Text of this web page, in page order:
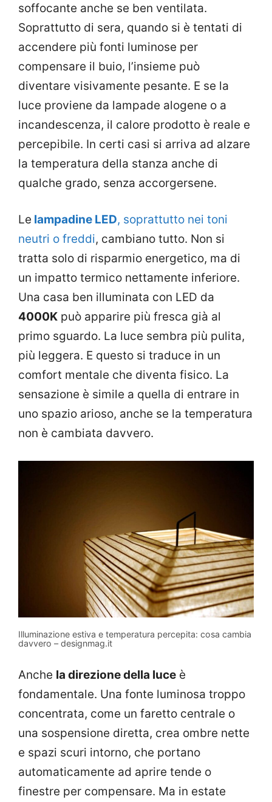
soffocante anche se ben ventilata.
Soprattutto di sera, quando si è tentati di
accendere più fonti luminose per
compensare il buio, l’insieme può
diventare visivamente pesante. E se la
luce proviene da lampade alogene o a
incandescenza, il calore prodotto è reale e
percepibile. In certi casi si arriva ad alzare
la temperatura della stanza anche di
qualche grado, senza accorgersene.
Le lampadine LED, soprattutto nei toni
neutri o freddi, cambiano tutto. Non si
tratta solo di risparmio energetico, ma di
un impatto termico nettamente inferiore.
Una casa ben illuminata con LED da
4000K può apparire più fresca già al
primo sguardo. La luce sembra più pulita,
più leggera. E questo si traduce in un
comfort mentale che diventa fisico. La
sensazione è simile a quella di entrare in
uno spazio arioso, anche se la temperatura
non è cambiata davvero.
Illuminazione estiva e temperatura percepita: cosa cambia
davvero – designmag.it
Anche la direzione della luce è
fondamentale. Una fonte luminosa troppo
concentrata, come un faretto centrale o
una sospensione diretta, crea ombre nette
e spazi scuri intorno, che portano
automaticamente ad aprire tende o
finestre per compensare. Ma in estate